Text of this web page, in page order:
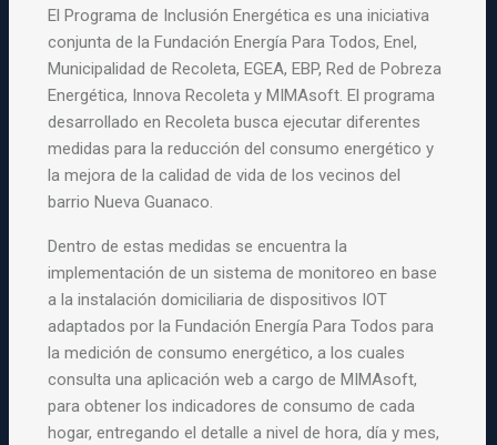
El Programa de Inclusión Energética es una iniciativa
conjunta de la Fundación Energía Para Todos, Enel,
Municipalidad de Recoleta, EGEA, EBP, Red de Pobreza
Energética, Innova Recoleta y MIMAsoft. El programa
desarrollado en Recoleta busca ejecutar diferentes
medidas para la reducción del consumo energético y
la mejora de la calidad de vida de los vecinos del
barrio Nueva Guanaco.
Dentro de estas medidas se encuentra la
implementación de un sistema de monitoreo en base
a la instalación domiciliaria de dispositivos IOT
adaptados por la Fundación Energía Para Todos para
la medición de consumo energético, a los cuales
consulta una aplicación web a cargo de MIMAsoft,
para obtener los indicadores de consumo de cada
hogar, entregando el detalle a nivel de hora, día y mes,